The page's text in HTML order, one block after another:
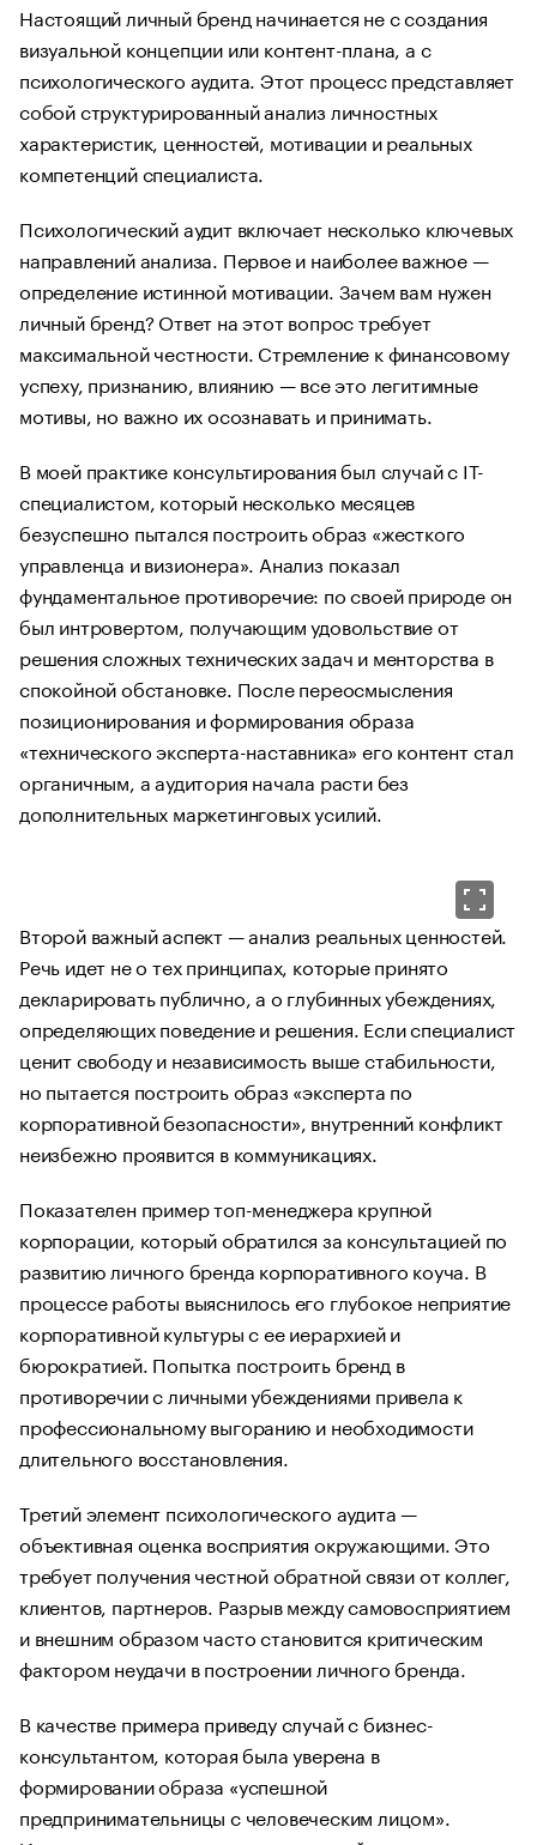
Настоящий личный бренд начинается не с создания
визуальной концепции или контент-плана, а с
психологического аудита. Этот процесс представляет
собой структурированный анализ личностных
характеристик, ценностей, мотивации и реальных
компетенций специалиста.
Психологический аудит включает несколько ключевых
направлений анализа. Первое и наиболее важное —
определение истинной мотивации. Зачем вам нужен
личный бренд? Ответ на этот вопрос требует
максимальной честности. Стремление к финансовому
успеху, признанию, влиянию — все это легитимные
мотивы, но важно их осознавать и принимать.
В моей практике консультирования был случай с IT-
специалистом, который несколько месяцев
безуспешно пытался построить образ «жесткого
управленца и визионера». Анализ показал
фундаментальное противоречие: по своей природе он
был интровертом, получающим удовольствие от
решения сложных технических задач и менторства в
спокойной обстановке. После переосмысления
позиционирования и формирования образа
«технического эксперта-наставника» его контент стал
органичным, а аудитория начала расти без
дополнительных маркетинговых усилий.
Второй важный аспект — анализ реальных ценностей.
Речь идет не о тех принципах, которые принято
декларировать публично, а о глубинных убеждениях,
определяющих поведение и решения. Если специалист
ценит свободу и независимость выше стабильности,
но пытается построить образ «эксперта по
корпоративной безопасности», внутренний конфликт
неизбежно проявится в коммуникациях.
Показателен пример топ-менеджера крупной
корпорации, который обратился за консультацией по
развитию личного бренда корпоративного коуча. В
процессе работы выяснилось его глубокое неприятие
корпоративной культуры с ее иерархией и
бюрократией. Попытка построить бренд в
противоречии с личными убеждениями привела к
профессиональному выгоранию и необходимости
длительного восстановления.
Третий элемент психологического аудита —
объективная оценка восприятия окружающими. Это
требует получения честной обратной связи от коллег,
клиентов, партнеров. Разрыв между самовосприятием
и внешним образом часто становится критическим
фактором неудачи в построении личного бренда.
В качестве примера приведу случай с бизнес-
консультантом, которая была уверена в
формировании образа «успешной
предпринимательницы с человеческим лицом».